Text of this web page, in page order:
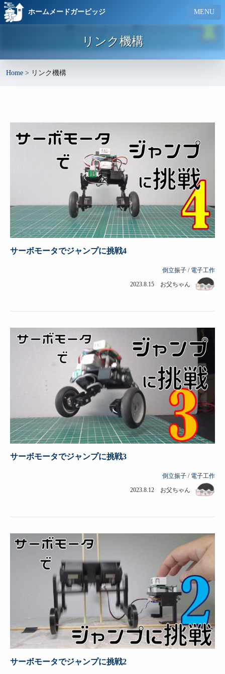
ホームメードガービッジ MENU
リンク機構
Home > リンク機構
サーボモータでジャンプに挑戦4
倒立振子 / 電子工作
2023.8.15 お父ちゃん
サーボモータでジャンプに挑戦3
倒立振子 / 電子工作
2023.8.12 お父ちゃん
サーボモータでジャンプに挑戦2